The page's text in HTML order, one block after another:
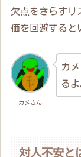
欠点をさらすリ
価を回避すると
カメさん
カ
るよ
対人不安と